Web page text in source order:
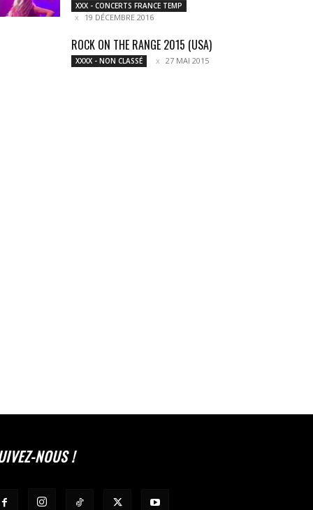
XXX - CONCERTS FRANCE TEMP
19 DÉCEMBRE 2016
ROCK ON THE RANGE 2015 (USA)
XXXX - NON CLASSÉ 27 MAI 2015
NOUS !